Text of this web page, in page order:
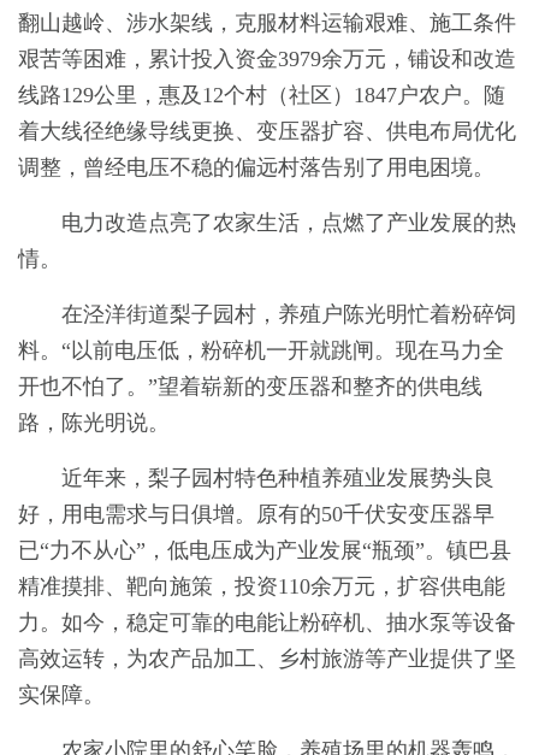
翻山越岭、涉水架线，克服材料运输艰难、施工条件
艰苦等困难，累计投入资金3979余万元，铺设和改造
线路129公里，惠及12个村（社区）1847户农户。随
着大线径绝缘导线更换、变压器扩容、供电布局优化
调整，曾经电压不稳的偏远村落告别了用电困境。
电力改造点亮了农家生活，点燃了产业发展的热
情。
在泾洋街道梨子园村，养殖户陈光明忙着粉碎饲
料。“以前电压低，粉碎机一开就跳闸。现在马力全
开也不怕了。”望着崭新的变压器和整齐的供电线
路，陈光明说。
近年来，梨子园村特色种植养殖业发展势头良
好，用电需求与日俱增。原有的50千伏安变压器早
已“力不从心”，低电压成为产业发展“瓶颈”。镇巴县
精准摸排、靶向施策，投资110余万元，扩容供电能
力。如今，稳定可靠的电能让粉碎机、抽水泵等设备
高效运转，为农产品加工、乡村旅游等产业提供了坚
实保障。
农家小院里的舒心笑脸，养殖场里的机器轰鸣，